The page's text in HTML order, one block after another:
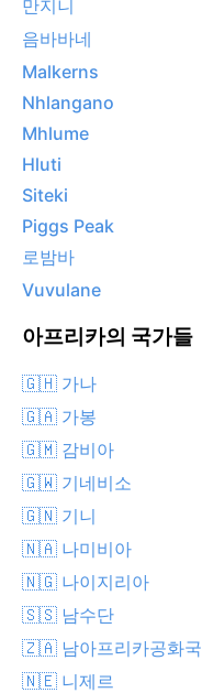
만지니
음바바네
Malkerns
Nhlangano
Mhlume
Hluti
Siteki
Piggs Peak
로밤바
Vuvulane
아프리카의 국가들
🇬🇭 가나
🇬🇦 가봉
🇬🇲 감비아
🇬🇼 기네비소
🇬🇳 기니
🇳🇦 나미비아
🇳🇬 나이지리아
🇸🇸 남수단
🇿🇦 남아프리카공화국
🇳🇪 니제르